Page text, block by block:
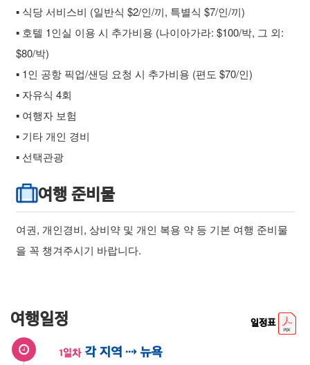
▪ 식당 서비스비 (일반식 $2/인/끼, 특별식 $7/인/끼)
▪ 호텔 1인실 이용 시 추가비용 (나이아가라: $100/박, 그 외:
$80/박)
▪ 1인 공항 픽업/샌딩 요청 시 추가비용 (편도 $70/인)
▪ 자유식 4회
▪ 여행자 보험
▪ 기타 개인 경비
▪ 선택관광
여행 준비물
여권, 개인경비, 상비약 및 개인 복용 약 등 기본 여행 준비물
을 꼭 챙겨주시기 바랍니다.
여행일정 일정표
1일차 각 지역 ⇢ 뉴욕